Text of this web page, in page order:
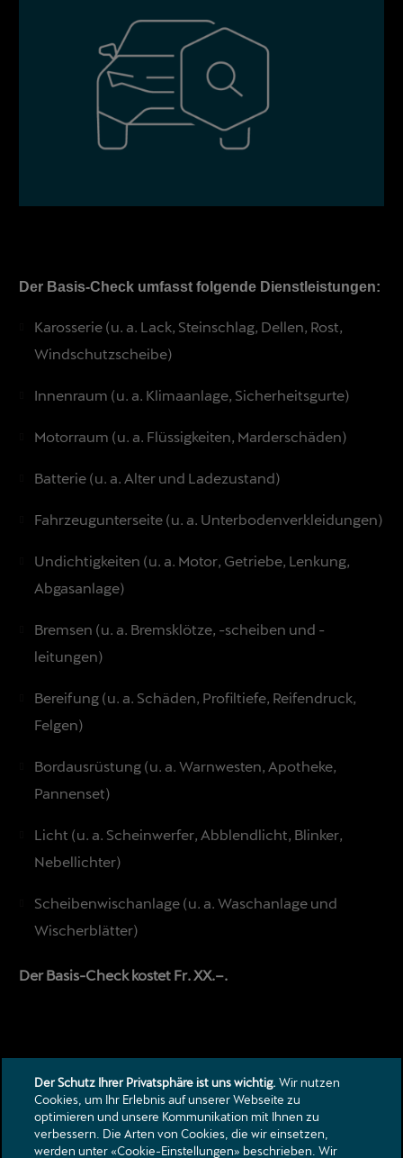
Der Basis-Check umfasst folgende Dienstleistungen:
Karosserie (u. a. Lack, Steinschlag, Dellen, Rost,
Windschutzscheibe)
Innenraum (u. a. Klimaanlage, Sicherheitsgurte)
Motorraum (u. a. Flüssigkeiten, Marderschäden)
Batterie (u. a. Alter und Ladezustand)
Fahrzeugunterseite (u. a. Unterbodenverkleidungen)
Undichtigkeiten (u. a. Motor, Getriebe, Lenkung,
Abgasanlage)
Bremsen (u. a. Bremsklötze, -scheiben und -
leitungen)
Bereifung (u. a. Schäden, Profiltiefe, Reifendruck,
Felgen)
Bordausrüstung (u. a. Warnwesten, Apotheke,
Pannenset)
Licht (u. a. Scheinwerfer, Abblendlicht, Blinker,
Nebellichter)
Scheibenwischanlage (u. a. Waschanlage und
Wischerblätter)
Der Basis-Check kostet Fr. XX.–.
Kontakt
Der Schutz Ihrer Privatsphäre ist uns wichtig. Wir nutzen
Cookies, um Ihr Erlebnis auf unserer Webseite zu
optimieren und unsere Kommunikation mit Ihnen zu
verbessern. Die Arten von Cookies, die wir einsetzen,
werden unter «Cookie-Einstellungen» beschrieben. Wir